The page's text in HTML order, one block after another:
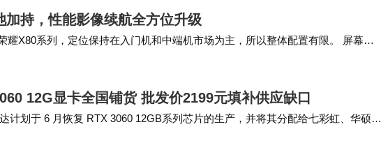
持，性能影像续航全方位升级
耀X80系列，定位保持在入门机和中端机市场为主，所以整体配置有限。 屏幕方
升到1.5K，支持多档刷新率，最高自然是12…
12G显卡全国铺货 批发价2199元填补供应缺口
计划于 6 月恢复 RTX 3060 12GB系列芯片的生产，并将其分配给七彩虹、华硕、
上市。 七彩虹…